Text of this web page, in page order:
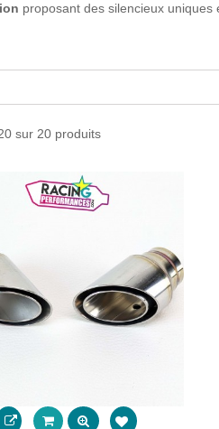
proposant des silencieux
sur 20 produits